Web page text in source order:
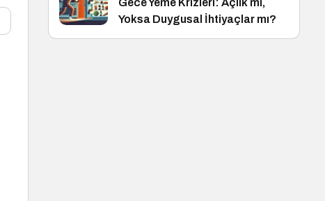
Gece Yeme Krizleri: Açlık mı,
Yoksa Duygusal İhtiyaçlar mı?